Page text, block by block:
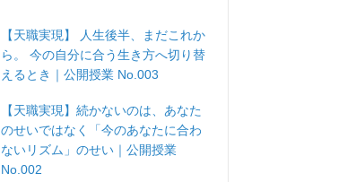
【天職実現】 人生後半、まだこれか
ら。 今の自分に合う生き方へ切り替
えるとき｜公開授業 No.003
【天職実現】続かないのは、あなた
のせいではなく「今のあなたに合わ
ないリズム」のせい｜公開授業
No.002